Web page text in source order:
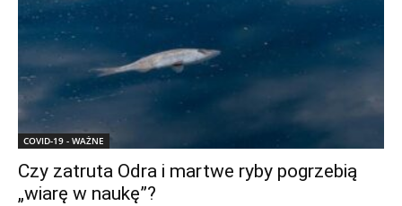
COVID-19 - WAŻNE
Czy zatruta Odra i martwe ryby pogrzebią
„wiarę w naukę”?